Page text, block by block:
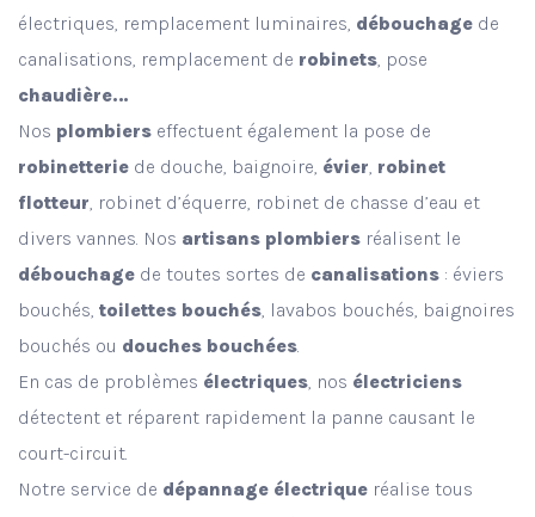
électriques, remplacement luminaires, débouchage de
canalisations, remplacement de robinets, pose
chaudière…
Nos plombiers effectuent également la pose de
robinetterie de douche, baignoire, évier, robinet
flotteur, robinet d’équerre, robinet de chasse d’eau et
divers vannes. Nos artisans plombiers réalisent le
débouchage de toutes sortes de canalisations : éviers
bouchés, toilettes bouchés, lavabos bouchés, baignoires
bouchés ou douches bouchées.
En cas de problèmes électriques, nos électriciens
détectent et réparent rapidement la panne causant le
court-circuit.
Notre service de dépannage électrique réalise tous